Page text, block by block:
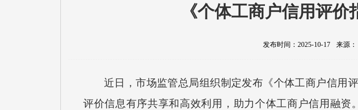
《个体工商户信用评
发布时间：2025-10-17 来源：
近日，市场监管总局组织制定发布《个体工商户信
评价信息有序共享和高效利用，助力个体工商户信用融